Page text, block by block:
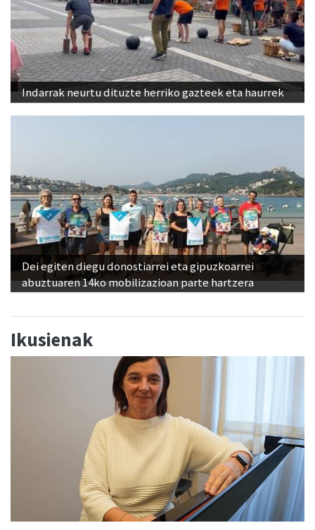
Indarrak neurtu dituzte herriko gazteek eta haurrek
Dei egiten diegu donostiarrei eta gipuzkoarrei
abuztuaren 14ko mobilizazioan parte hartzera
Ikusienak